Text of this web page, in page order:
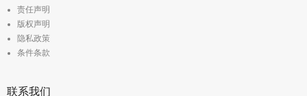
责任声明
版权声明
隐私政策
条件条款
联系我们